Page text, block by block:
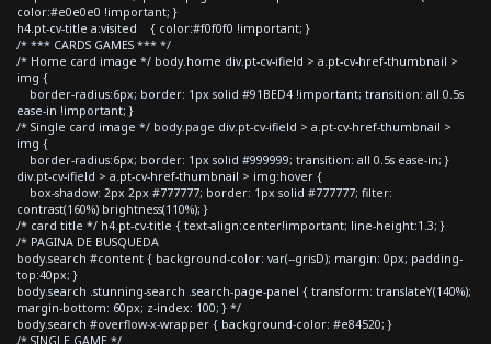
color:#e0e0e0 !important; }
h4.pt-cv-title a:visited { color:#f0f0f0 !important; }
/* *** CARDS GAMES *** */
/* Home card image */ body.home div.pt-cv-ifield > a.pt-cv-href-thumbnail >
img {
border-radius:6px; border: 1px solid #91BED4 !important; transition: all 0.5s
ease-in !important; }
/* Single card image */ body.page div.pt-cv-ifield > a.pt-cv-href-thumbnail >
img {
border-radius:6px; border: 1px solid #999999; transition: all 0.5s ease-in; }
div.pt-cv-ifield > a.pt-cv-href-thumbnail > img:hover {
box-shadow: 2px 2px #777777; border: 1px solid #777777; filter:
contrast(160%) brightness(110%); }
/* card title */ h4.pt-cv-title { text-align:center!important; line-height:1.3; }
/* PAGINA DE BUSQUEDA
body.search #content { background-color: var(--grisD); margin: 0px; padding-
top:40px; }
body.search .stunning-search .search-page-panel { transform: translateY(140%);
margin-bottom: 60px; z-index: 100; } */
body.search #overflow-x-wrapper { background-color: #e84520; }
/* SINGLE GAME */